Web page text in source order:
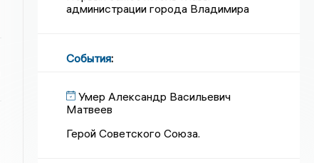
администрации города Владимира
События:
Умер Александр Васильевич
Матвеев
Герой Советского Союза.